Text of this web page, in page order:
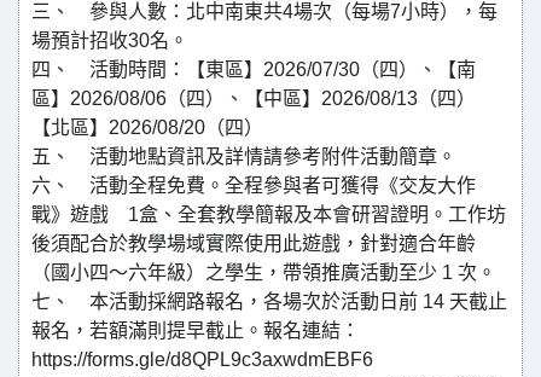
三、 參與人數：北中南東共4場次（每場7小時），每
場預計招收30名。
四、 活動時間：【東區】2026/07/30（四）、【南
區】2026/08/06（四）、【中區】2026/08/13（四）
【北區】2026/08/20（四）
五、 活動地點資訊及詳情請參考附件活動簡章。
六、 活動全程免費。全程參與者可獲得《交友大作
戰》遊戲 1盒、全套教學簡報及本會研習證明。工作坊
後須配合於教學場域實際使用此遊戲，針對適合年齡
（國小四～六年級）之學生，帶領推廣活動至少 1 次。
七、 本活動採網路報名，各場次於活動日前 14 天截止
報名，若額滿則提早截止。報名連結：
https://forms.gle/d8QPL9c3axwdmEBF6